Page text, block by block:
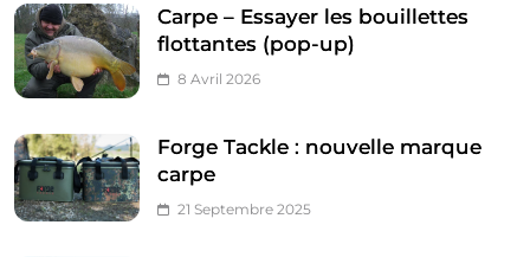
Carpe – Essayer les bouillettes
flottantes (pop-up)
8 Avril 2026
Forge Tackle : nouvelle marque
carpe
21 Septembre 2025